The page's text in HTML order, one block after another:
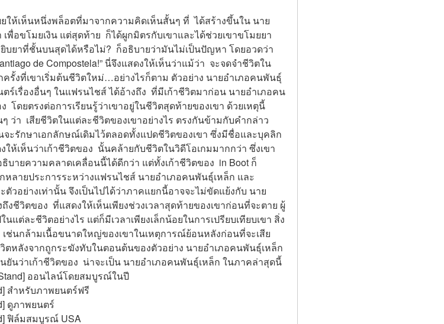
ให้เห็นหนึ่งพล็อตที่มาจากความคิดเห็นสั้นๆ ที่  ได้สร้างขึ้นใน นาย
พื่อขโมยเงิน แต่สุดท้าย  ก็ได้ผูกมิตรกับเขาและได้ช่วยเขาขโมยยา
ยิบยาที่ชั้นบนสุดได้หรือไม่?  ก็อธิบายว่ามันไม่เป็นปัญหา โดยอวดว่า
de Compostela!” นี่จึงแสดงให้เห็นว่าแม้ว่า  จะจดจำชีวิตใน
รั้งที่เขาเริ่มต้นชีวิตใหม่…อย่างไรก็ตาม ตัวอย่าง นายอำเภอคนพันธุ์
เรื่องอื่นๆ ในแฟรนไชส์ ได้อ้างถึง  ที่มีเก้าชีวิตมาก่อน นายอำเภอคน
โดยตรงต่อการเรียนรู้ว่าเขาอยู่ในชีวิตสุดท้ายของเขา ด้วยเหตุนี้
ว่า  เสียชีวิตในแต่ละชีวิตของเขาอย่างไร ตรงกันข้ามกับคำกล่าว
ะรักษาเอกลักษณ์เดิมไว้ตลอดทั้งแปดชีวิตของเขา ซึ่งมีชื่อและบุคลิก
ห้เห็นว่าเก้าชีวิตของ  นั้นคล้ายกับชีวิตในวิดีโอเกมมากกว่า ซึ่งเขา
ายความคลาดเคลื่อนนี้ได้ดีกว่า แต่ทั้งเก้าชีวิตของ  in Boot ก็
ลายประการระหว่างแฟรนไชส์ นายอำเภอคนพันธุ์เหล็ก และ
วอย่างเท่านั้น จึงเป็นไปได้ว่าภาคแยกนี้อาจจะไม่ขัดแย้งกับ นาย
ชีวิตของ  ที่แสดงให้เห็นเพียงช่วงเวลาสุดท้ายของเขาก่อนที่จะตาย ผู้
ต่ละชีวิตอย่างไร แต่ก็มีเวลาเพียงเล็กน้อยในการเปรียบเทียบเขา สิ่ง
ช่นกล้ามเนื้อขนาดใหญ่ของเขาในเหตุการณ์ย้อนหลังก่อนที่จะเสีย
ตหลังจากถูกระฆังทับในตอนต้นของตัวอย่าง นายอำเภอคนพันธุ์เหล็ก
ยันว่าเก้าชีวิตของ  น่าจะเป็น นายอำเภอคนพันธุ์เหล็ก ในภาคล่าสุดนี้
ออนไลน์โดยสมบูรณ์ในปี
สำหรับภาพยนตร์ฟรี
ดูภาพยนตร์
ฟิล์มสมบูรณ์ USA